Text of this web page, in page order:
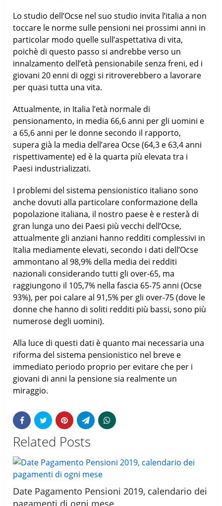
Lo studio dell’Ocse nel suo studio invita l’italia a non
toccare le norme sulle pensioni nei prossimi anni in
particolar modo quelle sull’aspettativa di vita,
poichè di questo passo si andrebbe verso un
innalzamento dell’età pensionabile senza freni, ed i
giovani 20 enni di oggi si ritroverebbero a lavorare
per quasi tutta una vita.
Attualmente, in Italia l’età normale di
pensionamento, in media 66,6 anni per gli uomini e
a 65,6 anni per le donne secondo il rapporto,
supera già la media dell’area Ocse (64,3 e 63,4 anni
rispettivamente) ed è la quarta più elevata tra i
Paesi industrializzati.
I problemi del sistema pensionistico italiano sono
anche dovuti alla particolare conformazione della
popolazione italiana, il nostro paese è e resterà di
gran lunga uno dei Paesi più vecchi dell’Ocse,
attualmente gli anziani hanno redditi complessivi in
Italia mediamente elevati, secondo i dati dell’Ocse
ammontano al 98,9% della media dei redditi
nazionali considerando tutti gli over-65, ma
raggiungono il 105,7% nella fascia 65-75 anni (Ocse
93%), per poi calare al 91,5% per gli over-75 (dove le
donne che hanno di soliti redditi più bassi, sono più
numerose degli uomini).
Alla luce di questi dati è quanto mai necessaria una
riforma del sistema pensionistico nel breve e
immediato periodo proprio per evitare che per i
giovani di anni la pensione sia realmente un
miraggio.
Related Posts
Date Pagamento Pensioni 2019, calendario dei
pagamenti di ogni mese